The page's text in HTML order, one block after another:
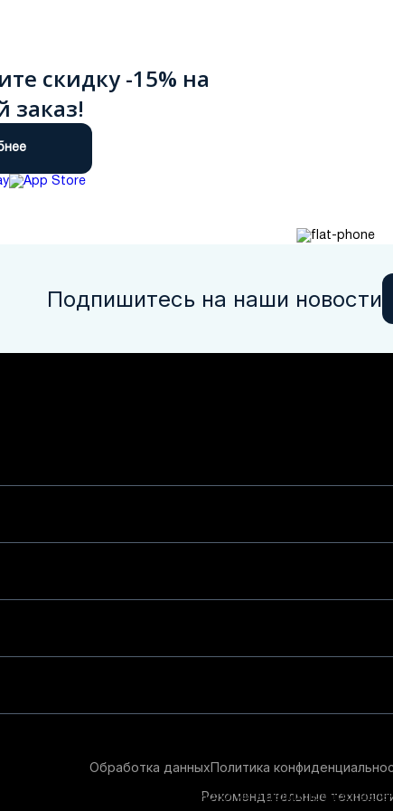
скидку -15% на
заказ!
Подпишитесь на наши новости
Обработка данныхПолитика
Рекомендательные
и рекомендательные технологии в целях